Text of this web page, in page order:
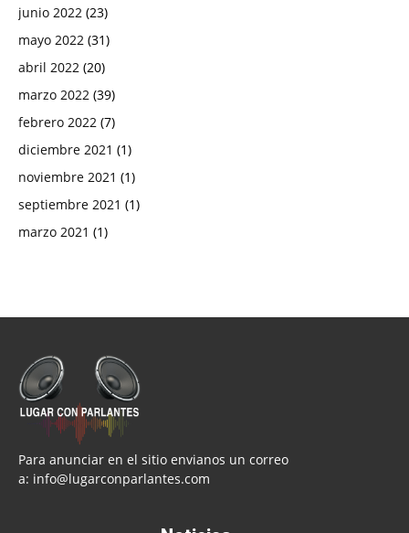
junio 2022 (23)
mayo 2022 (31)
abril 2022 (20)
marzo 2022 (39)
febrero 2022 (7)
diciembre 2021 (1)
noviembre 2021 (1)
septiembre 2021 (1)
marzo 2021 (1)
Para anunciar en el sitio envianos un correo
a: info@lugarconparlantes.com